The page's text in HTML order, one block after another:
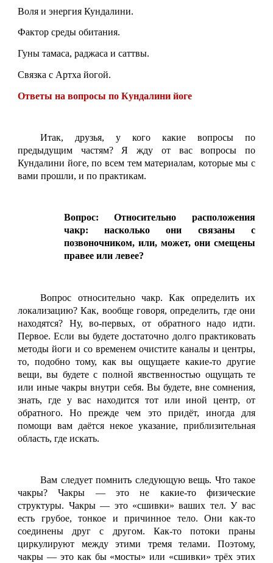
Воля и энергия Кундалини.
Фактор среды обитания.
Гуны тамаса, раджаса и саттвы.
Связка с Артха йогой.
Ответы на вопросы по Кундалини йоге
Итак, друзья, у кого какие вопросы по
предыдущим частям? Я жду от вас вопросы по
Кундалини йоге, по всем тем материалам, которые мы с
вами прошли, и по практикам.
Вопрос: Относительно расположения
чакр: насколько они связаны с
позвоночником, или, может, они смещены
правее или левее?
Вопрос относительно чакр. Как определить их
локализацию? Как, вообще говоря, определить, где они
находятся? Ну, во-первых, от обратного надо идти.
Первое. Если вы будете достаточно долго практиковать
методы йоги и со временем очистите каналы и центры,
то, подобно тому, как вы ощущаете какие-то другие
вещи, вы будете с полной явственностью ощущать те
или иные чакры внутри себя. Вы будете, вне сомнения,
знать, где у вас находится тот или иной центр, от
обратного. Но прежде чем это придёт, иногда для
помощи вам даётся некое указание, приблизительная
область, где искать.
Вам следует помнить следующую вещь. Что такое
чакры? Чакры — это не какие-то физические
структуры. Чакры — это «сшивки» ваших тел. У вас
есть грубое, тонкое и причинное тело. Они как-то
соединены друг с другом. Как-то потоки праны
циркулируют между этими тремя телами. Поэтому,
чакры — это как бы «мосты» или «сшивки» трёх этих